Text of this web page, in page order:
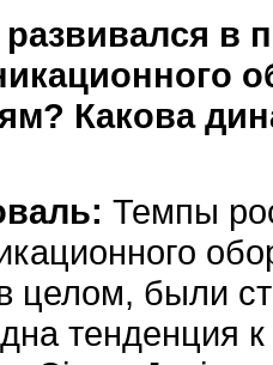
развивался в
Какова
Темпы
целом, были
тенденция